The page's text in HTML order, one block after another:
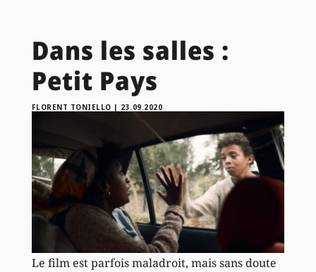
Dans les salles :
Petit Pays
FLORENT TONIELLO | 23.09.2020
Le film est parfois maladroit, mais sans doute